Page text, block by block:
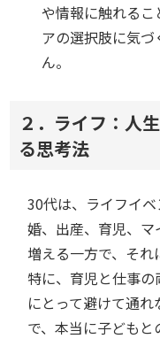
や情報に触れるこ
アの選択肢に気
ん。
２．ライフ：人
る思考法
30代は、ライフイ
婚、出産、育児、
増える一方で、それ
特に、育児と仕事
にとって避けて通
で、本当に子ども